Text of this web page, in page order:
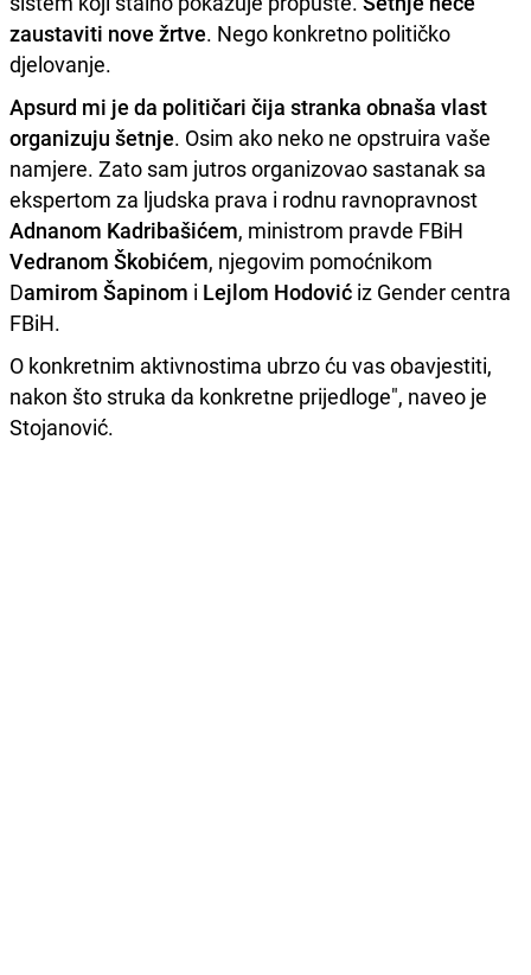
zaustaviti nove žrtve. Nego konkretno političko
djelovanje.
Apsurd mi je da političari čija stranka obnaša vlast
organizuju šetnje. Osim ako neko ne opstruira vaše
namjere. Zato sam jutros organizovao sastanak sa
ekspertom za ljudska prava i rodnu ravnopravnost
Adnanom Kadribašićem, ministrom pravde FBiH
Vedranom Škobićem, njegovim pomoćnikom
Damirom Šapinom i Lejlom Hodović iz Gender centra
FBiH.
O konkretnim aktivnostima ubrzo ću vas obavjestiti,
nakon što struka da konkretne prijedloge", naveo je
Stojanović.